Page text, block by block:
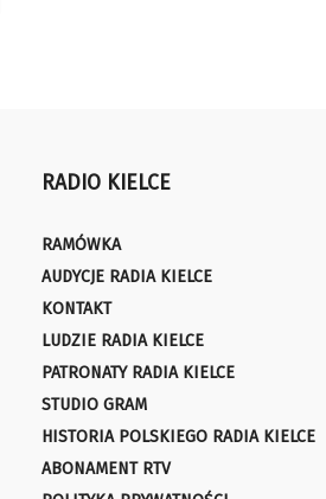
RADIO KIELCE
RAMÓWKA
AUDYCJE RADIA KIELCE
KONTAKT
LUDZIE RADIA KIELCE
PATRONATY RADIA KIELCE
STUDIO GRAM
HISTORIA POLSKIEGO RADIA KIELCE
ABONAMENT RTV